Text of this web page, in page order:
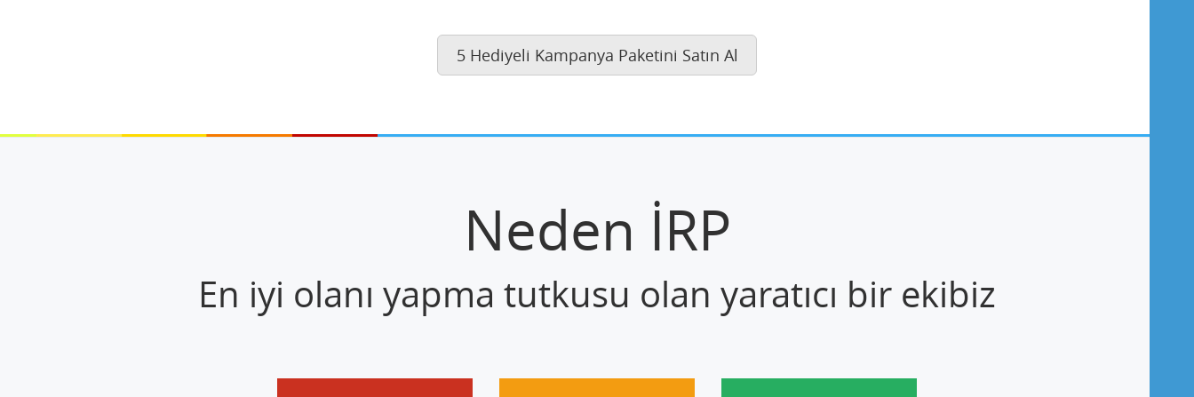
5 Hediyeli Kampanya Paketini Satın Al
Neden İRP
En iyi olanı yapma tutkusu olan yaratıcı bir ekibiz